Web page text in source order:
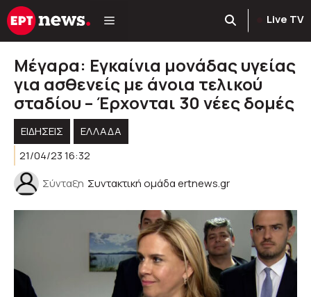
Μετάβαση
σε
Live TV
Μέγαρα: Εγκαίνια μονάδας υγείας
για ασθενείς με άνοια τελικού
σταδίου – Έρχονται 30 νέες δομές
ΕΙΔΗΣΕΙΣ
ΕΛΛΑΔΑ
21/04/23 16:32
Σύνταξη Συντακτική ομάδα ertnews.gr